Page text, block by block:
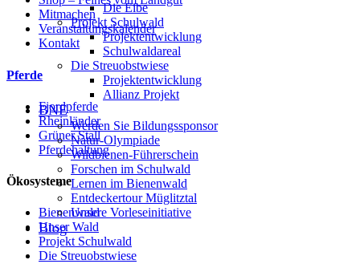
Die Eibe
Projekt Schulwald
Projektentwicklung
Schulwaldareal
Die Streuobstwiese
Projektentwicklung
Allianz Projekt
BNE
Werden Sie Bildungssponsor
Natur-Olympiade
Wildbienen-Führerschein
Forschen im Schulwald
Lernen im Bienenwald
Entdeckertour Müglitztal
Unsere Vorleseinitiative
Blog
Mitmachen
Veranstaltungskalender
Kontakt
Pferde
Fjordpferde
Rheinländer
Grüner Stall
Pferdehaltung
Ökosysteme
Bienenwald
Unser Wald
Projekt Schulwald
Die Streuobstwiese